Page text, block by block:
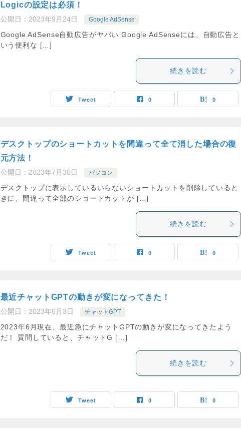
Logicの設定は必須！
公開日： 2023年9月24日 Google AdSense
Google AdSense自動広告がヤバい Google AdSenseには、自動広告と
いう便利な […]
続きを読む
Tweet 0 0
デスクトップのショートカットを間違って全て消した場合の復
元方法！
公開日： 2023年7月30日 パソコン
デスクトップに表示しているいらないショートカットを削除していると
きに、間違って全部のショートカットが […]
続きを読む
Tweet 0 0
最近チャットGPTの動きが変になってきた！
公開日： 2023年6月3日 チャットGPT
2023年6月現在、最近急にチャットGPTの動きが変になってきたよう
だ！ 質問していると、チャットG […]
続きを読む
Tweet 0 0